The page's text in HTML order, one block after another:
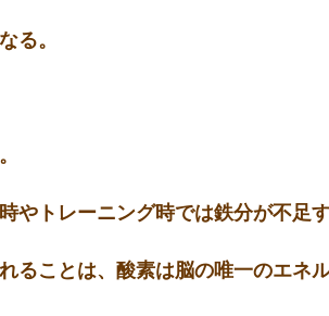
る。
やトレーニング時では鉄分が不足
ることは、酸素は脳の唯一のエネ